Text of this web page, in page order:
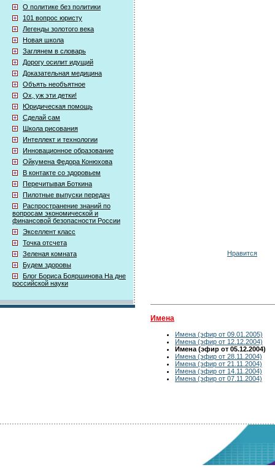
О политике без политики
101 вопрос юристу
Легенды золотого века
Новая школа
Заглянем в словарь
Дорогу осилит идущий
Доказательная медицина
Объять необъятное
Ох, уж эти детки!
Юридическая помощь
Сделай сам
Школа рисования
Интеллект и технологии
Инновационное образование
Ойкумена Федора Конюхова
В контакте со здоровьем
Перечитывая Боткина
Пилотные выпуски передач
Распространение знаний по
вопросам экономической и
финансовой безопасности России
Экселлент класс
Точка отсчета
Зеленая комната
Будем здоровы
Блог Бориса Бояршинова На дне
российской науки
Нравится
Имена
Имена (эфир от 09.01.2005)
Имена (эфир от 12.12.2004)
Имена (эфир от 05.12.2004)
Имена (эфир от 28.11.2004)
Имена (эфир от 21.11.2004)
Имена (эфир от 14.11.2004)
Имена (эфир от 07.11.2004)